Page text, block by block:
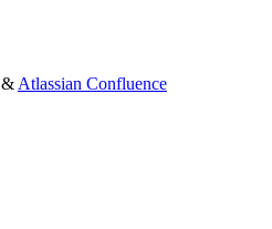
& Atlassian Confluence